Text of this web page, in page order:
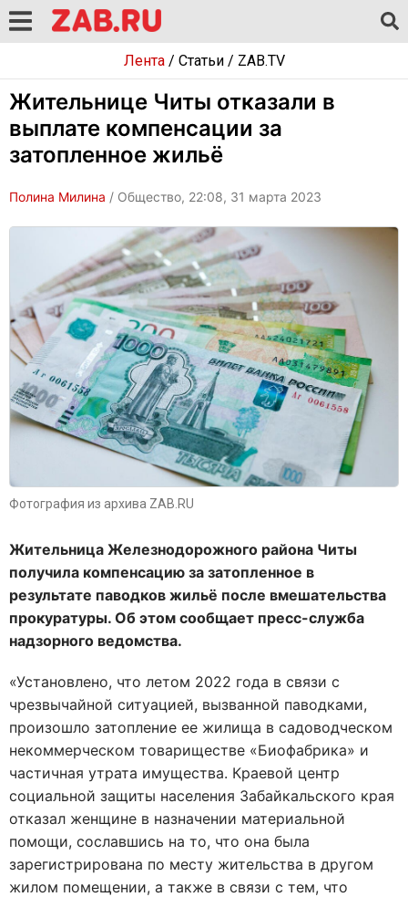
Лента/ Статьи/ ZAB.TV
Жительнице Читы отказали в
выплате компенсации за
затопленное жильё
Полина Милина / Общество, 22:08, 31 марта 2023
Фотография из архива ZAB.RU
Жительница Железнодорожного района Читы
получила компенсацию за затопленное в
результате паводков жильё после вмешательства
прокуратуры. Об этом сообщает пресс-служба
надзорного ведомства.
«Установлено, что летом 2022 года в связи с
чрезвычайной ситуацией, вызванной паводками,
произошло затопление ее жилища в садоводческом
некоммерческом товариществе «Биофабрика» и
частичная утрата имущества. Краевой центр
социальной защиты населения Забайкальского края
отказал женщине в назначении материальной
помощи, сославшись на то, что она была
зарегистрирована по месту жительства в другом
жилом помещении, а также в связи с тем, что